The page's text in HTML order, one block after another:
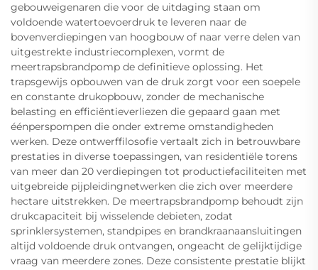
gebouweigenaren die voor de uitdaging staan om
voldoende watertoevoerdruk te leveren naar de
bovenverdiepingen van hoogbouw of naar verre delen van
uitgestrekte industriecomplexen, vormt de
meertrapsbrandpomp de definitieve oplossing. Het
trapsgewijs opbouwen van de druk zorgt voor een soepele
en constante drukopbouw, zonder de mechanische
belasting en efficiëntieverliezen die gepaard gaan met
éénperspompen die onder extreme omstandigheden
werken. Deze ontwerffilosofie vertaalt zich in betrouwbare
prestaties in diverse toepassingen, van residentiële torens
van meer dan 20 verdiepingen tot productiefaciliteiten met
uitgebreide pijpleidingnetwerken die zich over meerdere
hectare uitstrekken. De meertrapsbrandpomp behoudt zijn
drukcapaciteit bij wisselende debieten, zodat
sprinklersystemen, standpipes en brandkraanaansluitingen
altijd voldoende druk ontvangen, ongeacht de gelijktijdige
vraag van meerdere zones. Deze consistente prestatie blijkt